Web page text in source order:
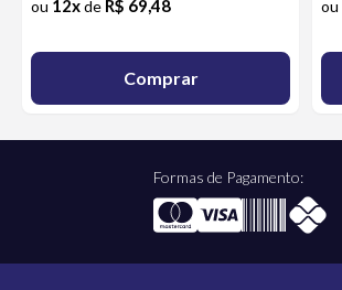
ou 12xde R$ 69,48
Comprar
ou
Formas de Pagamento: